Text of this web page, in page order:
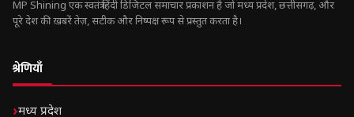
MP Shining एक स्वतंत्र हिंदी डिजिटल समाचार प्रकाशन है जो मध्य प्रदेश, छत्तीसगढ़, और
पूरे देश की ख़बरें तेज़, सटीक और निष्पक्ष रूप से प्रस्तुत करता है।
श्रेणियाँ
मध्य प्रदेश